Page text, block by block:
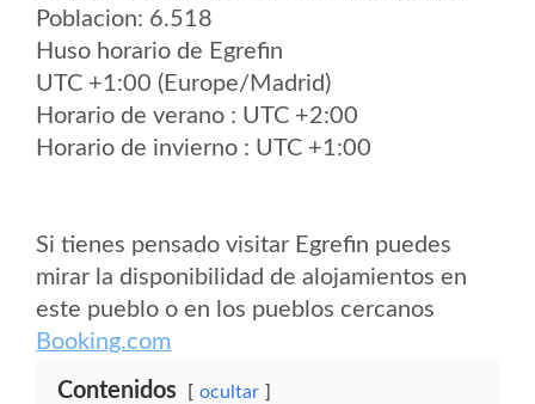
Poblacion: 6.518
Huso horario de Egrefin
UTC +1:00 (Europe/Madrid)
Horario de verano : UTC +2:00
Horario de invierno : UTC +1:00
Si tienes pensado visitar Egrefin puedes
mirar la disponibilidad de alojamientos en
este pueblo o en los pueblos cercanos
Booking.com
Contenidos ocultar